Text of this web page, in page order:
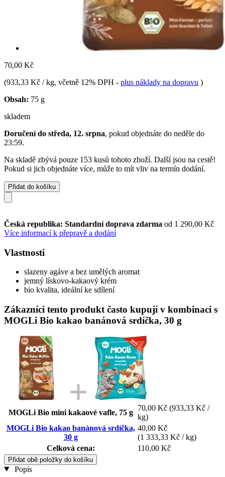
70,00 Kč
(933,33 Kč / kg, včetně 12% DPH - plus náklady na dopravu )
Obsah: 75 g
skladem
Doručení do středa, 12. srpna, pokud objednáte do neděle do
23:59.
Na skladě zbývá pouze 153 kusů tohoto zboží. Další jsou na cestě!
Pokud si jich objednáte více, může to mít vliv na termín dodání.
Přidat do košíku
Česká republika: Standardní doprava zdarma od 1 290,00 Kč
Více informací k přepravě a dodání
Vlastnosti
slazeny agáve a bez umělých aromat
jemný lískovo-kakaový krém
bio kvalita, ideální ke sdílení
Zákazníci tento produkt často kupují v kombinaci s
MOGLi Bio kakao banánová srdíčka, 30 g
MOGLi Bio mini kakaové vafle, 75 g
70,00 Kč (933,33 Kč /
kg)
MOGLi Bio kakao banánová srdíčka,
30 g
40,00 Kč
(1 333,33 Kč / kg)
Celková cena:
110,00 Kč
Přidat obě položky do košíku
Popis